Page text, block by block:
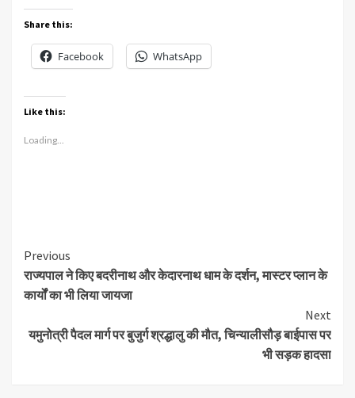
Share this:
Facebook WhatsApp
Like this:
Loading...
Continue
Reading
Previous
राज्यपाल ने किए बदरीनाथ और केदारनाथ धाम के दर्शन, मास्टर प्लान के
कार्यों का भी लिया जायजा
Next
यमुनोत्री पैदल मार्ग पर बुजुर्ग श्रद्धालु की मौत, चिन्यालीसौड़ बाईपास पर
भी सड़क हादसा